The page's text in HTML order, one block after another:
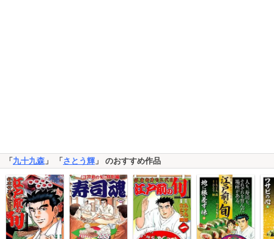
「 九十九森 」 「 さとう輝 」 のおすすめ作品